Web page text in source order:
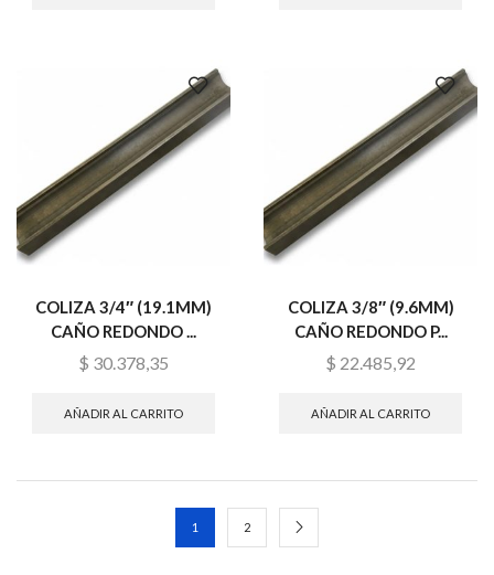
COLIZA 3/4″ (19.1MM)
CAÑO REDONDO ...
$ 30.378,35
AÑADIR AL CARRITO
COLIZA 3/8″ (9.6MM)
CAÑO REDONDO P...
$ 22.485,92
AÑADIR AL CARRITO
1 2